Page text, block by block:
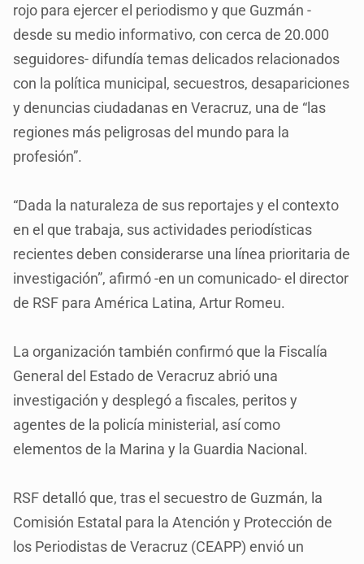
rojo para ejercer el periodismo y que Guzmán -
desde su medio informativo, con cerca de 20.000
seguidores- difundía temas delicados relacionados
con la política municipal, secuestros, desapariciones
y denuncias ciudadanas en Veracruz, una de “las
regiones más peligrosas del mundo para la
profesión”.
“Dada la naturaleza de sus reportajes y el contexto
en el que trabaja, sus actividades periodísticas
recientes deben considerarse una línea prioritaria de
investigación”, afirmó -en un comunicado- el director
de RSF para América Latina, Artur Romeu.
La organización también confirmó que la Fiscalía
General del Estado de Veracruz abrió una
investigación y desplegó a fiscales, peritos y
agentes de la policía ministerial, así como
elementos de la Marina y la Guardia Nacional.
RSF detalló que, tras el secuestro de Guzmán, la
Comisión Estatal para la Atención y Protección de
los Periodistas de Veracruz (CEAPP) envió un